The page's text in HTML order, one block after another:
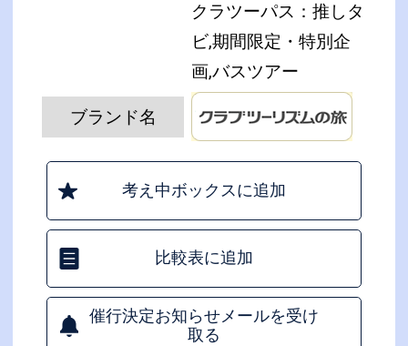
クラツーパス：推しタ
ビ,期間限定・特別企
画,バスツアー
ブランド名
考え中ボックスに追加
比較表に追加
催行決定お知らせメールを受け
取る